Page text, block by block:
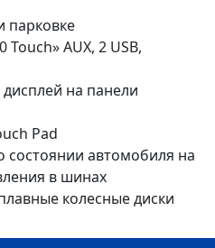
парковке
Touch» AUX, 2 USB,
на панели
Pad
автомобиля на
в шинах
колесные диски